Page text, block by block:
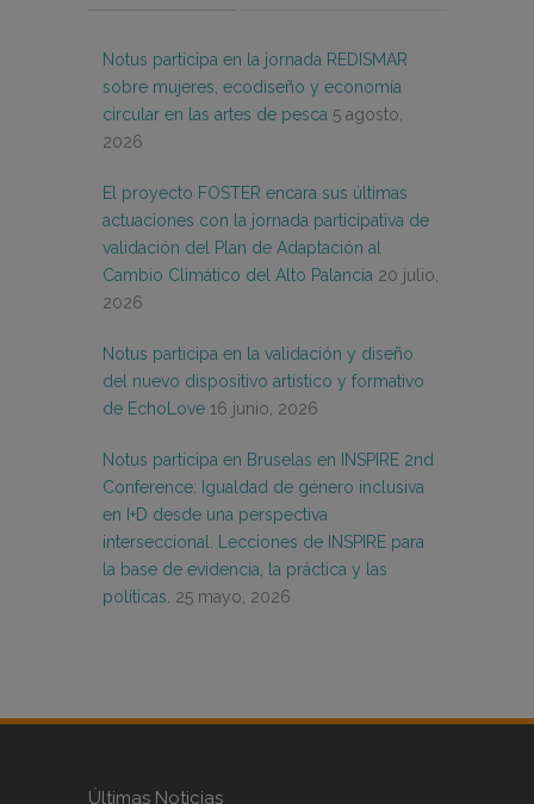
Notus participa en la jornada REDISMAR
sobre mujeres, ecodiseño y economía
circular en las artes de pesca 5 agosto,
2026
El proyecto FOSTER encara sus últimas
actuaciones con la jornada participativa de
validación del Plan de Adaptación al
Cambio Climático del Alto Palancia 20 julio,
2026
Notus participa en la validación y diseño
del nuevo dispositivo artístico y formativo
de EchoLove 16 junio, 2026
Notus participa en Bruselas en INSPIRE 2nd
Conference: Igualdad de género inclusiva
en I+D desde una perspectiva
interseccional. Lecciones de INSPIRE para
la base de evidencia, la práctica y las
políticas. 25 mayo, 2026
Últimas Noticias